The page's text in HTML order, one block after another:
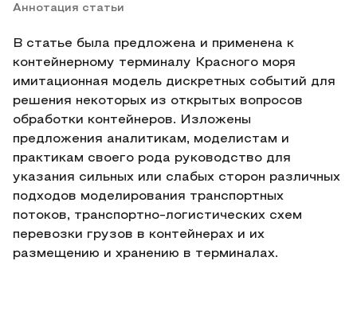
Аннотация статьи
В статье была предложена и применена к
контейнерному терминалу Красного моря
имитационная модель дискретных событий для
решения некоторых из открытых вопросов
обработки контейнеров. Изложены
предложения аналитикам, моделистам и
практикам своего рода руководство для
указания сильных или слабых сторон различных
подходов моделирования транспортных
потоков, транспортно-логистических схем
перевозки грузов в контейнерах и их
размещению и хранению в терминалах.